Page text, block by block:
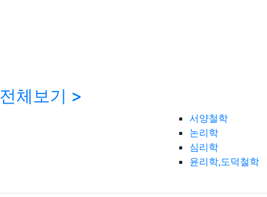
전체보기 >
서양철학
논리학
심리학
윤리학,도덕철학